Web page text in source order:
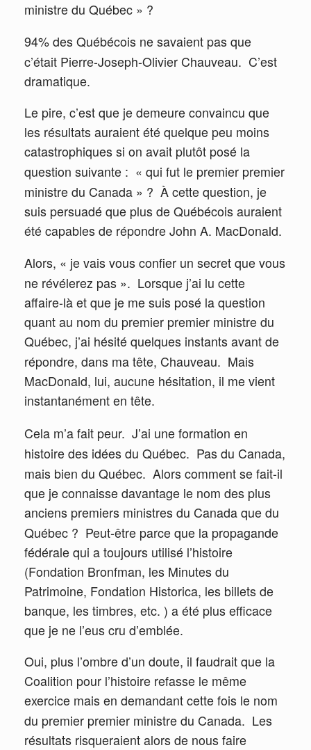
ministre du Québec » ?
94% des Québécois ne savaient pas que
c’était Pierre-Joseph-Olivier Chauveau. C’est
dramatique.
Le pire, c’est que je demeure convaincu que
les résultats auraient été quelque peu moins
catastrophiques si on avait plutôt posé la
question suivante : « qui fut le premier premier
ministre du Canada » ? À cette question, je
suis persuadé que plus de Québécois auraient
été capables de répondre John A. MacDonald.
Alors, « je vais vous confier un secret que vous
ne révélerez pas ». Lorsque j’ai lu cette
affaire-là et que je me suis posé la question
quant au nom du premier premier ministre du
Québec, j’ai hésité quelques instants avant de
répondre, dans ma tête, Chauveau. Mais
MacDonald, lui, aucune hésitation, il me vient
instantanément en tête.
Cela m’a fait peur. J’ai une formation en
histoire des idées du Québec. Pas du Canada,
mais bien du Québec. Alors comment se fait-il
que je connaisse davantage le nom des plus
anciens premiers ministres du Canada que du
Québec ? Peut-être parce que la propagande
fédérale qui a toujours utilisé l’histoire
(Fondation Bronfman, les Minutes du
Patrimoine, Fondation Historica, les billets de
banque, les timbres, etc. ) a été plus efficace
que je ne l’eus cru d’emblée.
Oui, plus l’ombre d’un doute, il faudrait que la
Coalition pour l’histoire refasse le même
exercice mais en demandant cette fois le nom
du premier premier ministre du Canada. Les
résultats risqueraient alors de nous faire